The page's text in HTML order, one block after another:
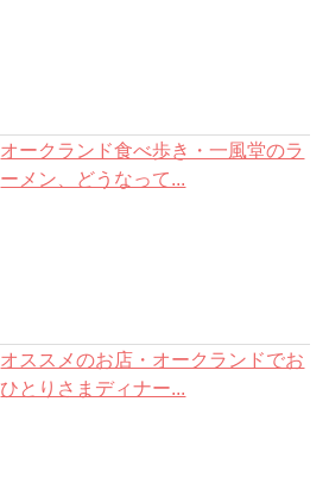
オークランド食べ歩き・一風堂のラ
ーメン、どうなって...
オススメのお店・オークランドでお
ひとりさまディナー...